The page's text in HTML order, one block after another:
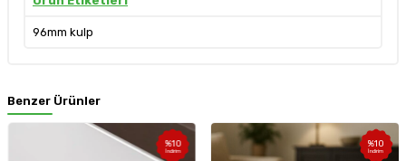
96mm kulp
Benzer Ürünler
%10
İndirim
%10
İndirim